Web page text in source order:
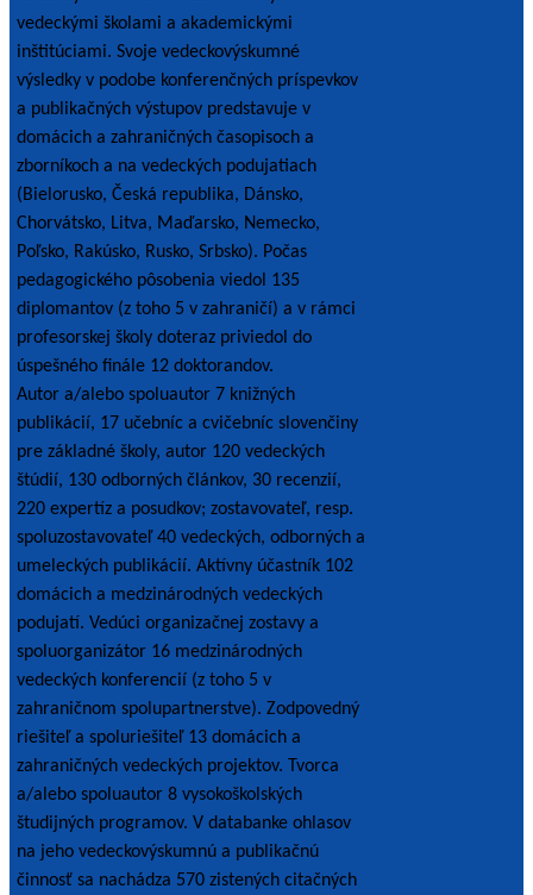
vedeckými školami a akademickými
inštitúciami. Svoje vedeckovýskumné
výsledky v podobe konferenčných príspevkov
a publikačných výstupov predstavuje v
domácich a zahraničných časopisoch a
zborníkoch a na vedeckých podujatiach
(Bielorusko, Česká republika, Dánsko,
Chorvátsko, Litva, Maďarsko, Nemecko,
Poľsko, Rakúsko, Rusko, Srbsko). Počas
pedagogického pôsobenia viedol 135
diplomantov (z toho 5 v zahraničí) a v rámci
profesorskej školy doteraz priviedol do
úspešného finále 12 doktorandov.
Autor a/alebo spoluautor 7 knižných
publikácií, 17 učebníc a cvičebníc slovenčiny
pre základné školy, autor 120 vedeckých
štúdií, 130 odborných článkov, 30 recenzií,
220 expertíz a posudkov; zostavovateľ, resp.
spoluzostavovateľ 40 vedeckých, odborných a
umeleckých publikácií. Aktívny účastník 102
domácich a medzinárodných vedeckých
podujatí. Vedúci organizačnej zostavy a
spoluorganizátor 16 medzinárodných
vedeckých konferencií (z toho 5 v
zahraničnom spolupartnerstve). Zodpovedný
riešiteľ a spoluriešiteľ 13 domácich a
zahraničných vedeckých projektov. Tvorca
a/alebo spoluautor 8 vysokoškolských
študijných programov. V databanke ohlasov
na jeho vedeckovýskumnú a publikačnú
činnosť sa nachádza 570 zistených citačných